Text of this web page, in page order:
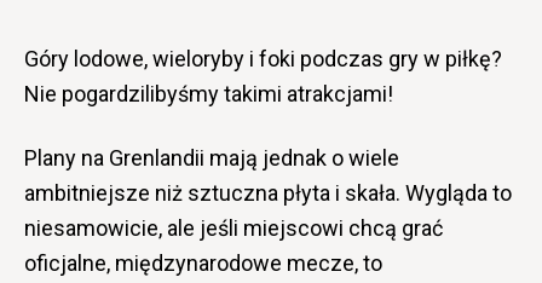
Góry lodowe, wieloryby i foki podczas gry w piłkę?
Nie pogardzilibyśmy takimi atrakcjami!
Plany na Grenlandii mają jednak o wiele
ambitniejsze niż sztuczna płyta i skała. Wygląda to
niesamowicie, ale jeśli miejscowi chcą grać
oficjalne, międzynarodowe mecze, to